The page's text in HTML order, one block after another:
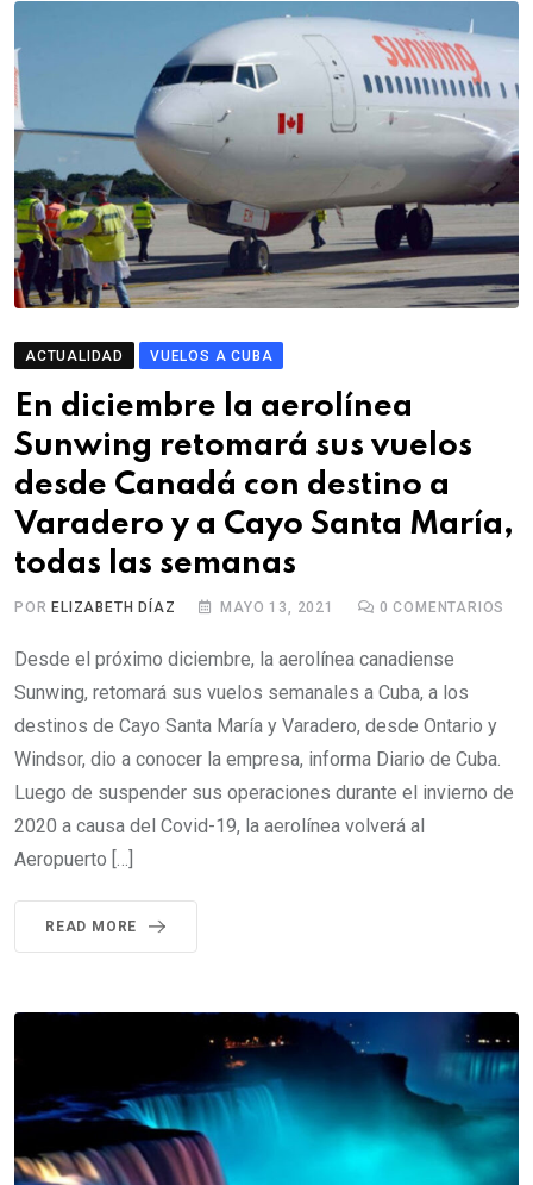
ACTUALIDAD VUELOS A CUBA
En diciembre la aerolínea
Sunwing retomará sus vuelos
desde Canadá con destino a
Varadero y a Cayo Santa María,
todas las semanas
POR ELIZABETH DÍAZ MAYO 13, 2021 0 COMENTARIOS
Desde el próximo diciembre, la aerolínea canadiense
Sunwing, retomará sus vuelos semanales a Cuba, a los
destinos de Cayo Santa María y Varadero, desde Ontario y
Windsor, dio a conocer la empresa, informa Diario de Cuba.
Luego de suspender sus operaciones durante el invierno de
2020 a causa del Covid-19, la aerolínea volverá al
Aeropuerto […]
READ MORE